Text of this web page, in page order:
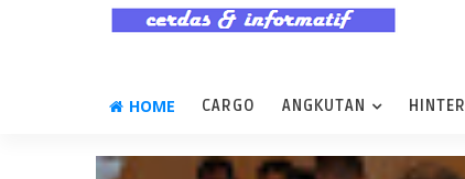
HOME CARGO ANGKUTAN